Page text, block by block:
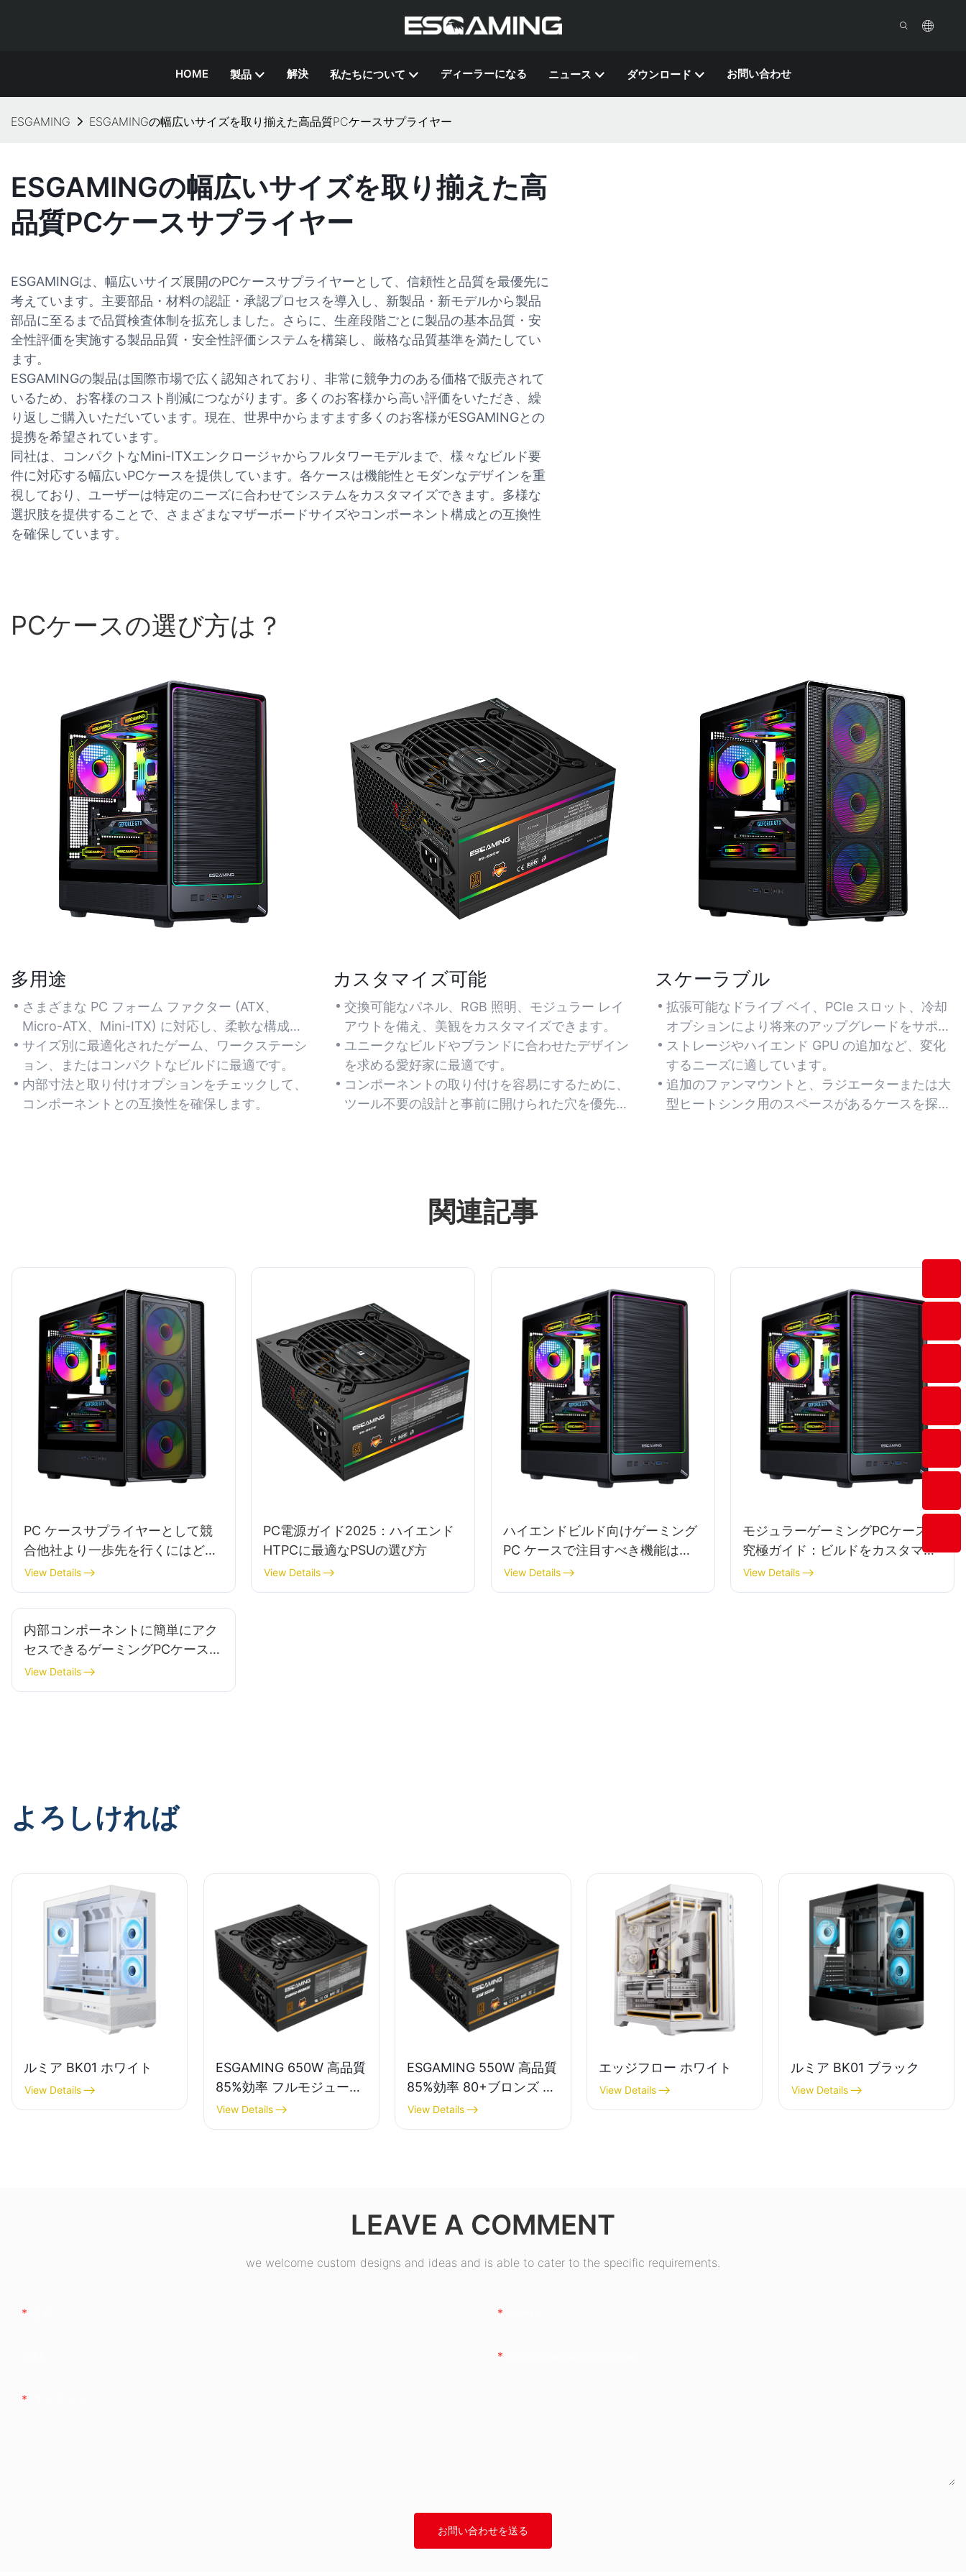
HOME 製品 解決 私たちについて ディーラーになる ニュース ダウンロード お問い合わせ
ESGAMING ESGAMINGの幅広いサイズを取り揃えた高品質PCケースサプライヤー
ESGAMINGの幅広いサイズを取り揃えた高
品質PCケースサプライヤー
ESGAMINGは、幅広いサイズ展開のPCケースサプライヤーとして、信頼性と品質を最優先に
考えています。主要部品・材料の認証・承認プロセスを導入し、新製品・新モデルから製品
部品に至るまで品質検査体制を拡充しました。さらに、生産段階ごとに製品の基本品質・安
全性評価を実施する製品品質・安全性評価システムを構築し、厳格な品質基準を満たしてい
ます。
ESGAMINGの製品は国際市場で広く認知されており、非常に競争力のある価格で販売されて
いるため、お客様のコスト削減につながります。多くのお客様から高い評価をいただき、繰
り返しご購入いただいています。現在、世界中からますます多くのお客様がESGAMINGとの
提携を希望されています。
同社は、コンパクトなMini-ITXエンクロージャからフルタワーモデルまで、様々なビルド要
件に対応する幅広いPCケースを提供しています。各ケースは機能性とモダンなデザインを重
視しており、ユーザーは特定のニーズに合わせてシステムをカスタマイズできます。多様な
選択肢を提供することで、さまざまなマザーボードサイズやコンポーネント構成との互換性
を確保しています。
PCケースの選び方は？
多用途
さまざまな PC フォーム ファクター (ATX、
Micro-ATX、Mini-ITX) に対応し、柔軟な構成が
可能なように設計されています。
サイズ別に最適化されたゲーム、ワークステーシ
ョン、またはコンパクトなビルドに最適です。
内部寸法と取り付けオプションをチェックして、
コンポーネントとの互換性を確保します。
カスタマイズ可能
交換可能なパネル、RGB 照明、モジュラー レイ
アウトを備え、美観をカスタマイズできます。
ユニークなビルドやブランドに合わせたデザイン
を求める愛好家に最適です。
コンポーネントの取り付けを容易にするために、
ツール不要の設計と事前に開けられた穴を優先し
スケーラブル
拡張可能なドライブ ベイ、PCIe スロット、冷却
オプションにより将来のアップグレードをサポー
トします。
ストレージやハイエンド GPU の追加など、変化
するニーズに適しています。
追加のファンマウントと、ラジエーターまたは大
型ヒートシンク用のスペースがあるケースを探し
関連記事
PC ケースサプライヤーとして競
合他社より一歩先を行くにはどう
すればよいでしょうか?
View Details
PC電源ガイド2025：ハイエンド
HTPCに最適なPSUの選び方
View Details
ハイエンドビルド向けゲーミング
PC ケースで注目すべき機能は何
か?
View Details
モジュラーゲーミングPCケースの
究極ガイド：ビルドをカスタマイ
ズする
View Details
内部コンポーネントに簡単にアク
セスできるゲーミングPCケースの
おすすめ10選
View Details
よろしければ
ルミア BK01 ホワイト
View Details
ESGAMING 650W 高品質
85%効率 フルモジュール
80+ブロンズ デスクトッ
プPC電源ユニット
View Details
ESGAMING 550W 高品質
85%効率 80+ブロンズ デ
スクトップPC電源ユニッ
ト ESB550W
View Details
エッジフロー ホワイト
View Details
ルミア BK01 ブラック
View Details
LEAVE A COMMENT
we welcome custom designs and ideas and is able to cater to the specific requirements.
お問い合わせを送る